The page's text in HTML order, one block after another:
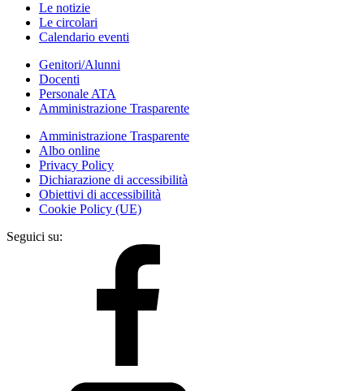
Le notizie
Le circolari
Calendario eventi
Genitori/Alunni
Docenti
Personale ATA
Amministrazione Trasparente
Amministrazione Trasparente
Albo online
Privacy Policy
Dichiarazione di accessibilità
Obiettivi di accessibilità
Cookie Policy (UE)
Seguici su: